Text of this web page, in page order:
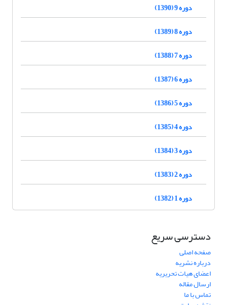
دوره 9 (1390)
دوره 8 (1389)
دوره 7 (1388)
دوره 6 (1387)
دوره 5 (1386)
دوره 4 (1385)
دوره 3 (1384)
دوره 2 (1383)
دوره 1 (1382)
دسترسی سریع
صفحه اصلی
درباره نشریه
اعضای هیات تحریریه
ارسال مقاله
تماس با ما